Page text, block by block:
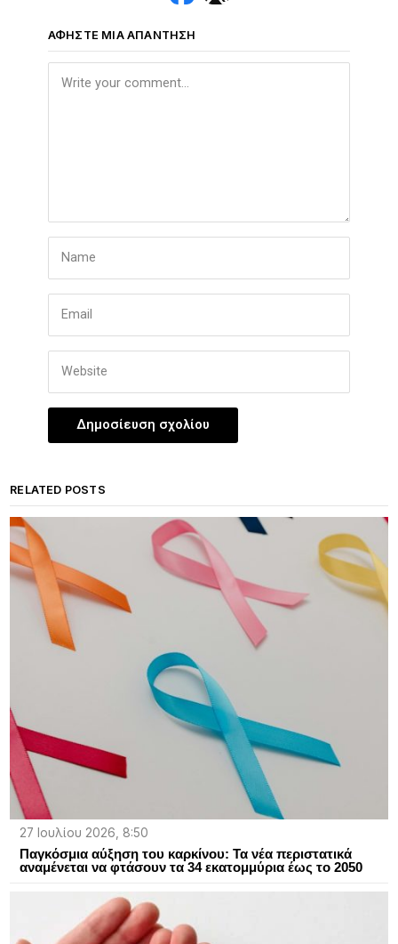
ΑΦΉΣΤΕ ΜΙΑ ΑΠΆΝΤΗΣΗ
RELATED POSTS
27 Ιουλίου 2026, 8:50
Παγκόσμια αύξηση του καρκίνου: Τα νέα περιστατικά
αναμένεται να φτάσουν τα 34 εκατομμύρια έως το 2050